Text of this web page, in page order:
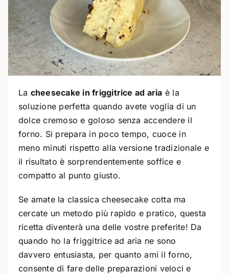
La cheesecake in friggitrice ad aria è la
soluzione perfetta quando avete voglia di un
dolce cremoso e goloso senza accendere il
forno. Si prepara in poco tempo, cuoce in
meno minuti rispetto alla versione tradizionale e
il risultato è sorprendentemente soffice e
compatto al punto giusto.
Se amate la classica cheesecake cotta ma
cercate un metodo più rapido e pratico, questa
ricetta diventerà una delle vostre preferite! Da
quando ho la friggitrice ad aria ne sono
davvero entusiasta, per quanto ami il forno,
consente di fare delle preparazioni veloci e